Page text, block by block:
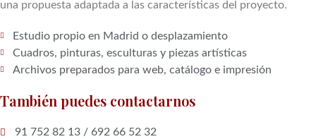
una propuesta adaptada a las características del proyecto.
Estudio propio en Madrid o desplazamiento
Cuadros, pinturas, esculturas y piezas artísticas
Archivos preparados para web, catálogo e impresión
También puedes contactarnos
91 752 82 13 / 692 66 52 32